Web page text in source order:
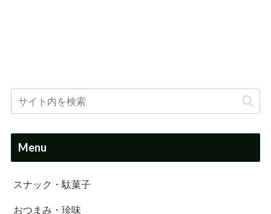
Menu
スナック・駄菓子
おつまみ・珍味